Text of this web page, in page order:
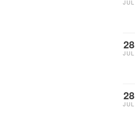
JUL
28
JUL
28
JUL